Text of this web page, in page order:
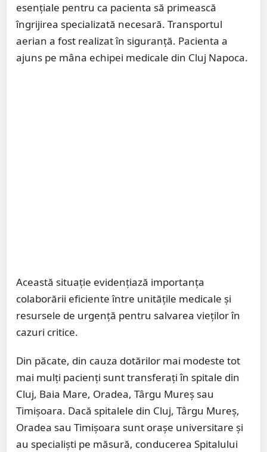
esențiale pentru ca pacienta să primească
îngrijirea specializată necesară. Transportul
aerian a fost realizat în siguranță. Pacienta a
ajuns pe mâna echipei medicale din Cluj Napoca.
Această situație evidențiază importanța
colaborării eficiente între unitățile medicale și
resursele de urgență pentru salvarea vieților în
cazuri critice.
Din păcate, din cauza dotărilor mai modeste tot
mai mulți pacienți sunt transferați în spitale din
Cluj, Baia Mare, Oradea, Târgu Mureș sau
Timișoara. Dacă spitalele din Cluj, Târgu Mureș,
Oradea sau Timișoara sunt orașe universitare și
au specialiști pe măsură, conducerea Spitalului